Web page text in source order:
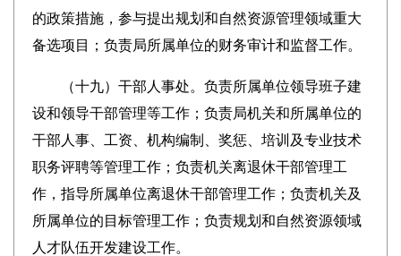
的政策措施，参与提出规划和自然资源管理领域重大
备选项目；负责局所属单位的财务审计和监督工作。
（十九）干部人事处。负责所属单位领导班子建
设和领导干部管理等工作；负责局机关和所属单位的
干部人事、工资、机构编制、奖惩、培训及专业技术
职务评聘等管理工作；负责机关离退休干部管理工
作，指导所属单位离退休干部管理工作；负责机关及
所属单位的目标管理工作；负责规划和自然资源领域
人才队伍开发建设工作。